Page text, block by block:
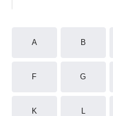
A B
F G
K L